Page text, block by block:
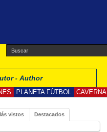
- Author
PLANETA FÚTBOL CAVERNA
vistos Destacados